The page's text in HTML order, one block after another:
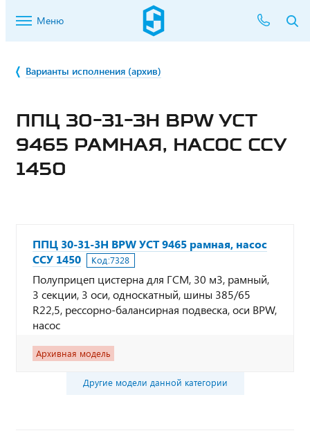
Меню
Варианты исполнения (архив)
ППЦ 30-31-3Н BPW УСТ
9465 РАМНАЯ, НАСОС ССУ
1450
ППЦ 30-31-3Н BPW УСТ 9465 рамная, насос
ССУ 1450
Код:7328
Полуприцеп цистерна для ГСМ, 30 м3, рамный,
3 секции, 3 оси, односкатный, шины 385/65
R22,5, рессорно-балансирная подвеска, оси BPW,
насос
Архивная модель
Другие модели данной категории